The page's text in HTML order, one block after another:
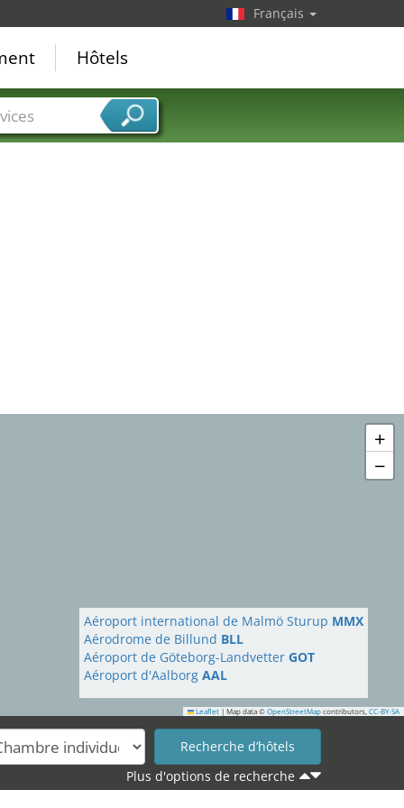
+
−
Leaflet | Map data © OpenStreetMap contributors, CC-BY-SA
Aéroport international de Malmö Sturup MMX
Aérodrome de Billund BLL
Aéroport de Göteborg-Landvetter GOT
Aéroport d'Aalborg AAL
Plus d'options de recherche
Français
Hôtels